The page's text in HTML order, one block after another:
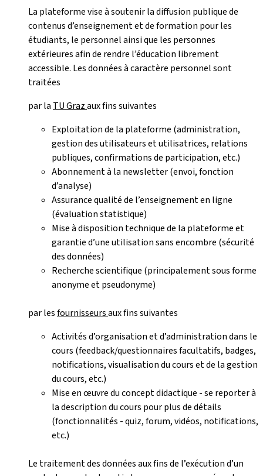
La plateforme vise à soutenir la diffusion publique de
contenus d’enseignement et de formation pour les
étudiants, le personnel ainsi que les personnes
extérieures afin de rendre l’éducation librement
accessible. Les données à caractère personnel sont
traitées
par la TU Grazaux fins suivantes
Exploitation de la plateforme (administration,
gestion des utilisateurs et utilisatrices, relations
publiques, confirmations de participation, etc.)
Abonnement à la newsletter (envoi, fonction
d’analyse)
Assurance qualité de l’enseignement en ligne
(évaluation statistique)
Mise à disposition technique de la plateforme et
garantie d’une utilisation sans encombre (sécurité
des données)
Recherche scientifique (principalement sous forme
anonyme et pseudonyme)
par lesfournisseursaux fins suivantes
Activités d’organisation et d’administration dans le
cours (feedback/questionnaires facultatifs, badges,
notifications, visualisation du cours et de la gestion
du cours, etc.)
Mise en œuvre du concept didactique - se reporter à
la description du cours pour plus de détails
(fonctionnalités - quiz, forum, vidéos, notifications,
etc.)
Le traitement des données aux fins de l’exécution d’un